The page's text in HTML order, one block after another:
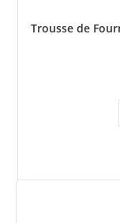
Trousse de